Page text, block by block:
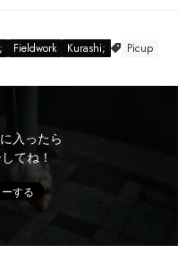
Fieldwork Kurashi; Picup
入ったら
てね！